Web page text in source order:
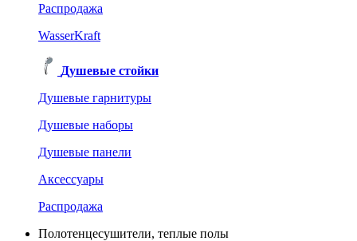
Распродажа
WasserKraft
Душевые стойки
Душевые гарнитуры
Душевые наборы
Душевые панели
Аксессуары
Распродажа
Полотенцесушители, теплые полы